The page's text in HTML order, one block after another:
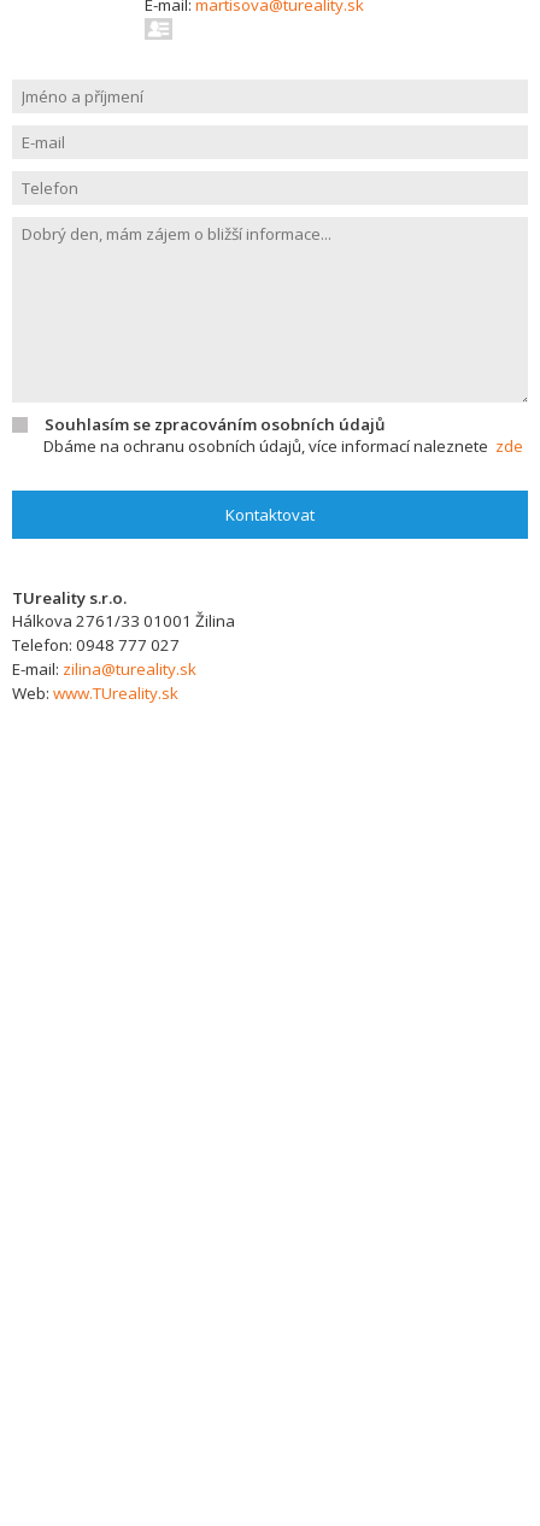
E-mail: martisova@tureality.sk
Souhlasím se zpracováním osobních údajů
Dbáme na ochranu osobních údajů, více informací naleznete zde
Kontaktovat
TUreality s.r.o.
Hálkova 2761/33 01001 Žilina
Telefon: 0948 777 027
E-mail: zilina@tureality.sk
Web: www.TUreality.sk